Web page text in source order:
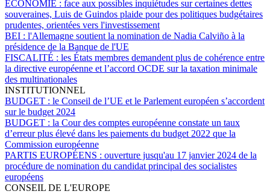
ÉCONOMIE : face aux possibles inquiétudes sur certaines dettes
souveraines, Luis de Guindos plaide pour des politiques budgétaires
prudentes, orientées vers l'investissement
BEI : l'Allemagne soutient la nomination de Nadia Calviño à la
présidence de la Banque de l'UE
FISCALITÉ : les États membres demandent plus de cohérence entre
la directive européenne et l’accord OCDE sur la taxation minimale
des multinationales
INSTITUTIONNEL
BUDGET : le Conseil de l’UE et le Parlement européen s’accordent
sur le budget 2024
BUDGET : la Cour des comptes européenne constate un taux
d’erreur plus élevé dans les paiements du budget 2022 que la
Commission européenne
PARTIS EUROPÉENS : ouverture jusqu'au 17 janvier 2024 de la
procédure de nomination du candidat principal des socialistes
européens
CONSEIL DE L'EUROPE